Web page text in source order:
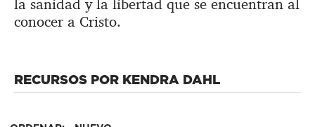
la sanidad y la libertad que se encuentran al
conocer a Cristo.
RECURSOS POR KENDRA DAHL